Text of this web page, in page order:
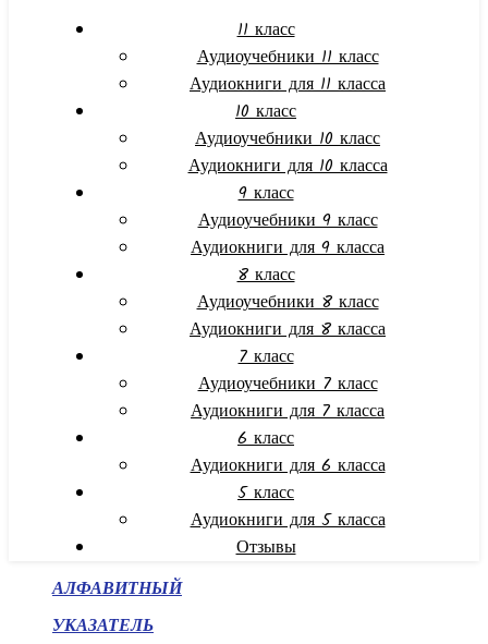
11 класс
Аудиоучебники 11 класс
Аудиокниги для 11 класса
10 класс
Аудиоучебники 10 класс
Аудиокниги для 10 класса
9 класс
Аудиоучебники 9 класс
Аудиокниги для 9 класса
8 класс
Аудиоучебники 8 класс
Аудиокниги для 8 класса
7 класс
Аудиоучебники 7 класс
Аудиокниги для 7 класса
6 класс
Аудиокниги для 6 класса
5 класс
Аудиокниги для 5 класса
Отзывы
АЛФАВИТНЫЙ
УКАЗАТЕЛЬ